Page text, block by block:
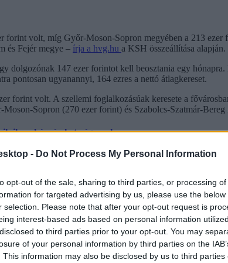
- Do Not Process My Personal Information
opt-out of the sale, sharing to third parties, or processing
for targeted advertising by us, please use the
selection. Please note that after your opt-out request is
interest-based ads based on personal information
to third parties prior to your opt-out. You may
of your personal information by third parties on the
This information may also be disclosed by us to third parties
forint volt, míg Győr-Moson-Sopron megyében a 213
és Fejér megye – írja a hvg.hu a KSH összeállítása alapján.
dolgozónak 147 ezer forintot kell beosztania egy
pontosan ugyanannyi, 164 ezres a nettó átlagkereset.
forint volt. A szellemi foglalkozásúak keresete a
Sopron (270 ezer forint) és Szabolcs-Szatmár-
ilyen képzéseket végeznek
szoftverfejlesztő szakmát adó tanfolyamok, a coding
cégeknél. Ráadásul garantált, akár minimum bruttó 350